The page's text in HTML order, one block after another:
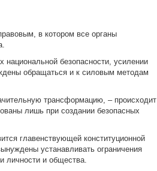
в котором все органы
безопасности, усилении
обращаться и к силовым методам
трансформацию, – происходит
лишь при создании безопасных
главенствующей конституционной
устанавливать ограничения
личности и общества.